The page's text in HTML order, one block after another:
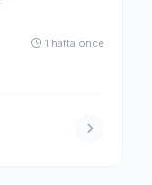
1 hafta önce